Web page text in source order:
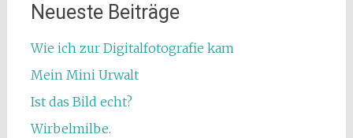
Neueste Beiträge
Wie ich zur Digitalfotografie kam
Mein Mini Urwalt
Ist das Bild echt?
Wirbelmilbe.